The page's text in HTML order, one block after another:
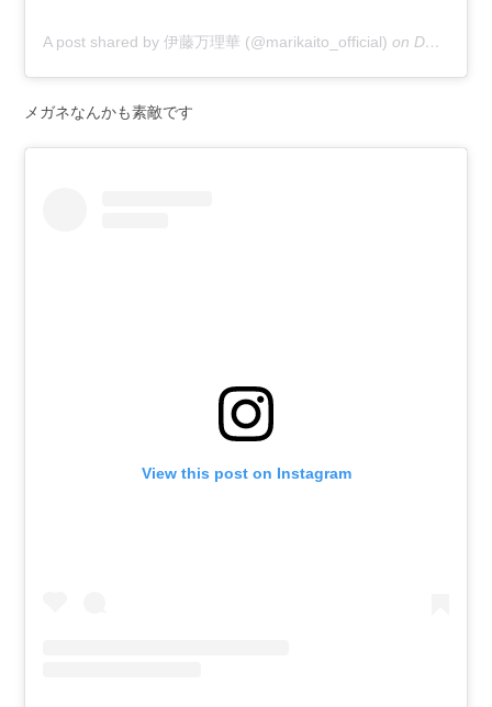
A post shared by 伊藤万理華 (@marikaito_official) onDec 31, 2018 at 12:33am PST
メガネなんかも素敵です
View this post on Instagram